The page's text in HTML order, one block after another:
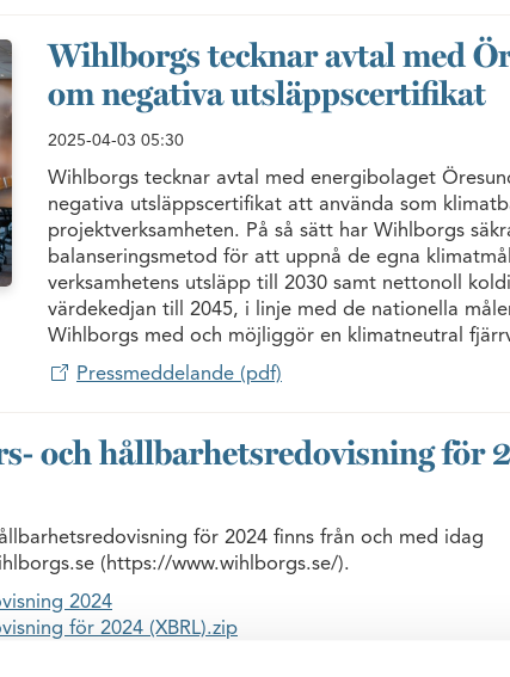
Wihlborgs tecknar avtal med
om negativa utsläppscertifikat
2025-04-03 05:30
Wihlborgs tecknar avtal med energibolaget
negativa utsläppscertifikat att använda som
projektverksamheten. På så sätt har Wihlborgs
balanseringsmetod för att uppnå de egna
verksamhetens utsläpp till 2030 samt nettonoll
värdekedjan till 2045, i linje med de nationella
Wihlborgs med och möjliggör en klimatneutral
Pressmeddelande (pdf)
och hållbarhetsredovisning för
för 2024 finns från och med idag
(https://www.wihlborgs.se/).
2024
för 2024 (XBRL).zip